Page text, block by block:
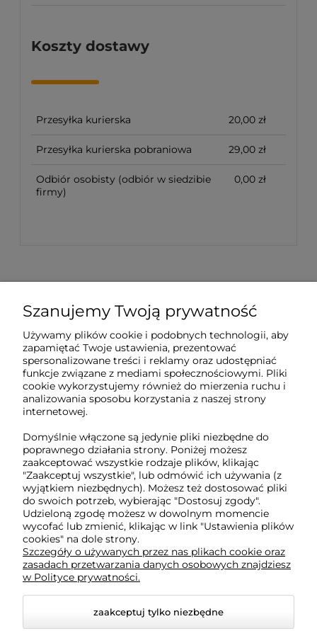
Koszty dostawy
Przesyłka kurierska 20,00 zł
Przesyłka kurierska pobraniowa 29,00 zł
Odbiór osobisty (odbiór w siedzibie
firmy)
0,00 zł
Sklep internetowy Tukado.pl
pn-pt: 08:00-16:00
791 063 018
biuro@tukado.pl
O nas
Obsługa klienta
Pomoc
Moje konto
Szanujemy Twoją prywatność
Używamy plików cookie i podobnych technologii, aby
zapamiętać Twoje ustawienia, prezentować
spersonalizowane treści i reklamy oraz udostępniać
funkcje związane z mediami społecznościowymi. Pliki
cookie wykorzystujemy również do mierzenia ruchu i
analizowania sposobu korzystania z naszej strony
internetowej.
Domyślnie włączone są jedynie pliki niezbędne do
poprawnego działania strony. Poniżej możesz
zaakceptować wszystkie rodzaje plików, klikając
"Zaakceptuj wszystkie", lub odmówić ich używania (z
wyjątkiem niezbędnych). Możesz też dostosować pliki
do swoich potrzeb, wybierając "Dostosuj zgody".
Udzieloną zgodę możesz w dowolnym momencie
wycofać lub zmienić, klikając w link "Ustawienia plików
cookies" na dole strony.
Szczegóły o używanych przez nas plikach cookie oraz
zasadach przetwarzania danych osobowych znajdziesz
w Polityce prywatności.
zaakceptuj tylko niezbędne